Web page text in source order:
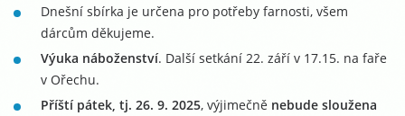
Dnešní sbírka je určena pro potřeby farnosti, všem
dárcům děkujeme.
Výuka náboženství. Další setkání 22. září v 17.15. na faře
v Ořechu.
Příští pátek, tj. 26. 9. 2025, výjimečně nebude sloužena